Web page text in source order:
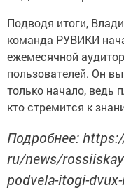
Подводя итоги,
команда РУВИКИ
ежемесячной
пользователей. Он
только начало, ведь
кто стремится к
Подробнее:
ru/news/
podvela-itogi-